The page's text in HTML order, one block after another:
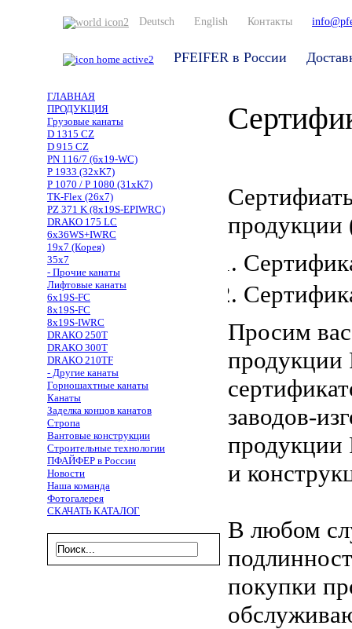
Deutsch English Контакты
PFEIFER в России
ГЛАВНАЯ
ПРОДУКЦИЯ
Грузовые канаты
D 1315 CZ
D 915 CZ
PN 116/7 (6x19-WC)
P 1933 (32xK7)
P 1070 / P 1080 (31xK7)
TK-Flex (26x7)
PZ 371 K (8x19S-EPIWRC)
DRAKO 175 LC
6x36WS+IWRC
19x7 (Корея)
35x7
- Прочие канаты
Лифтовые канаты
6x19S-FC
8x19S-FC
8x19S-IWRC
DRAKO 250T
DRAKO 300T
DRAKO 210TF
- Другие канаты
Горношахтные канаты
Канаты
Заделка концов канатов
Стропа
Вантовые конструкции
Строительные технологии
ПФАЙФЕР в России
Новости
Наша команда
Фотогалерея
СКАЧАТЬ КАТАЛОГ
продукции
Просим
продукции
заводов-
продукции
и
В любом
покупки